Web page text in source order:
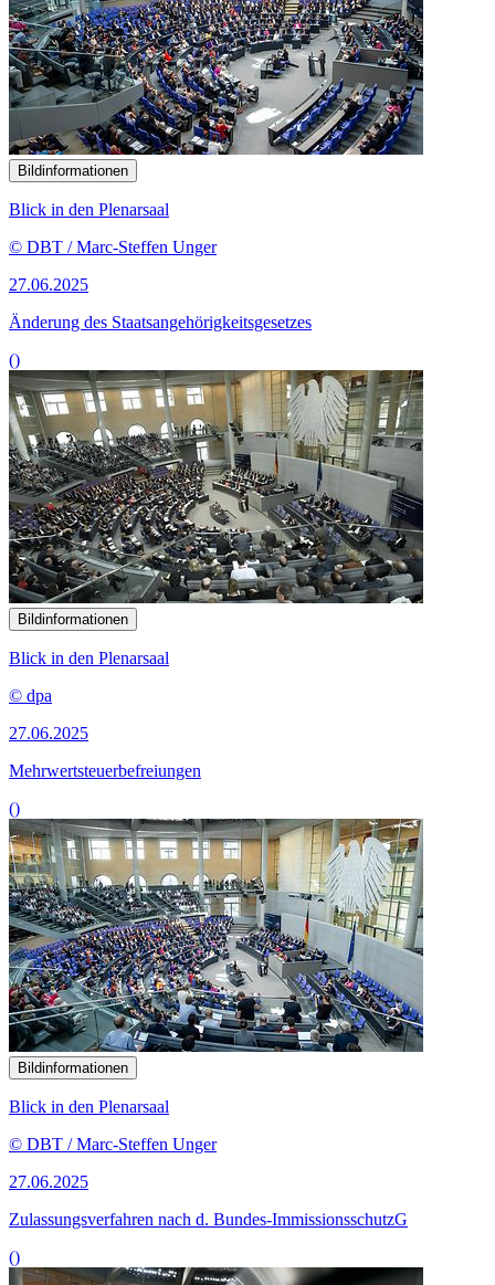
Bildinformationen
Blick in den Plenarsaal
© DBT / Marc-Steffen Unger
27.06.2025
Änderung des Staatsangehörigkeitsgesetzes
()
Bildinformationen
Blick in den Plenarsaal
© dpa
27.06.2025
Mehrwertsteuerbefreiungen
()
Bildinformationen
Blick in den Plenarsaal
© DBT / Marc-Steffen Unger
27.06.2025
Zulassungsverfahren nach d. Bundes-ImmissionsschutzG
()